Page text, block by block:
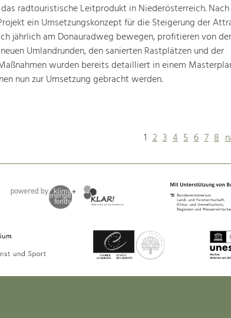
radtouristische Leitprodukt in Niederösterreich. Nach
ein Umsetzungskonzept für die Steigerung der
jährlich am Donauradweg bewegen, profitieren von
Umlandrunden, den sanierten Rastplätzen und der
wurden bereits detailliert in einem
nun zur Umsetzung gebracht werden.
1 2 3 4 5 6 7 8